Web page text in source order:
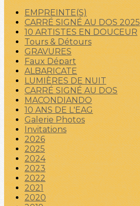
EMPREINTE(S)
CARRÉ SIGNÉ AU DOS 2025
10 ARTISTES EN DOUCEUR
Tours & Détours
GRAVURES
Faux Départ
ALBARICATE
LUMIÈRES DE NUIT
CARRÉ SIGNÉ AU DOS
MACONDIANDO
10 ANS DE L'EAG
Galerie Photos
Invitations
2026
2025
2024
2023
2022
2021
2020